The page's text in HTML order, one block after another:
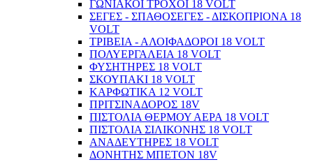
ΓΩΝΙΑΚΟΙ ΤΡΟΧΟΙ 18 VOLT
ΣΕΓΕΣ - ΣΠΑΘΟΣΕΓΕΣ - ΔΙΣΚΟΠΡΙΟΝΑ 18
VOLT
ΤΡΙΒΕΙΑ - ΑΛΟΙΦΑΔΟΡΟΙ 18 VOLT
ΠΟΛΥΕΡΓΑΛΕΙΑ 18 VOLT
ΦΥΣΗΤΗΡΕΣ 18 VOLT
ΣΚΟΥΠΑΚΙ 18 VOLT
ΚΑΡΦΩΤΙΚΑ 12 VOLT
ΠΡΙΤΣΙΝΑΔΟΡΟΣ 18V
ΠΙΣΤΟΛΙΑ ΘΕΡΜΟΥ ΑΕΡΑ 18 VOLT
ΠΙΣΤΟΛΙΑ ΣΙΛΙΚΟΝΗΣ 18 VOLT
ΑΝΑΔΕΥΤΗΡΕΣ 18 VOLT
ΔΟΝΗΤΗΣ ΜΠΕΤΟΝ 18V